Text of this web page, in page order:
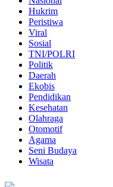
Hukrim
Peristiwa
Viral
Sosial
TNI/POLRI
Politik
Daerah
Ekobis
Pendidikan
Kesehatan
Olahraga
Otomotif
Agama
Seni Budaya
Wisata